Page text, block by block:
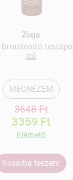
Ziaja
ml
MEGNÉZEM
3648 Ft
3359 Ft
Elérhetõ
Kosárba teszem